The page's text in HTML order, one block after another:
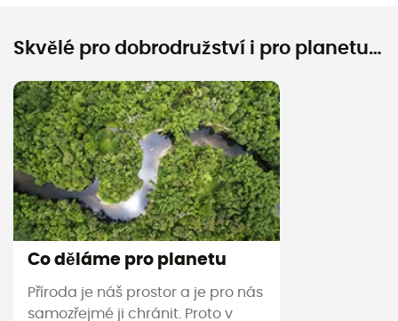
Skvělé pro dobrodružství i pro planetu…
Co děláme pro planetu
Příroda je náš prostor a je pro nás
samozřejmé ji chránit. Proto v